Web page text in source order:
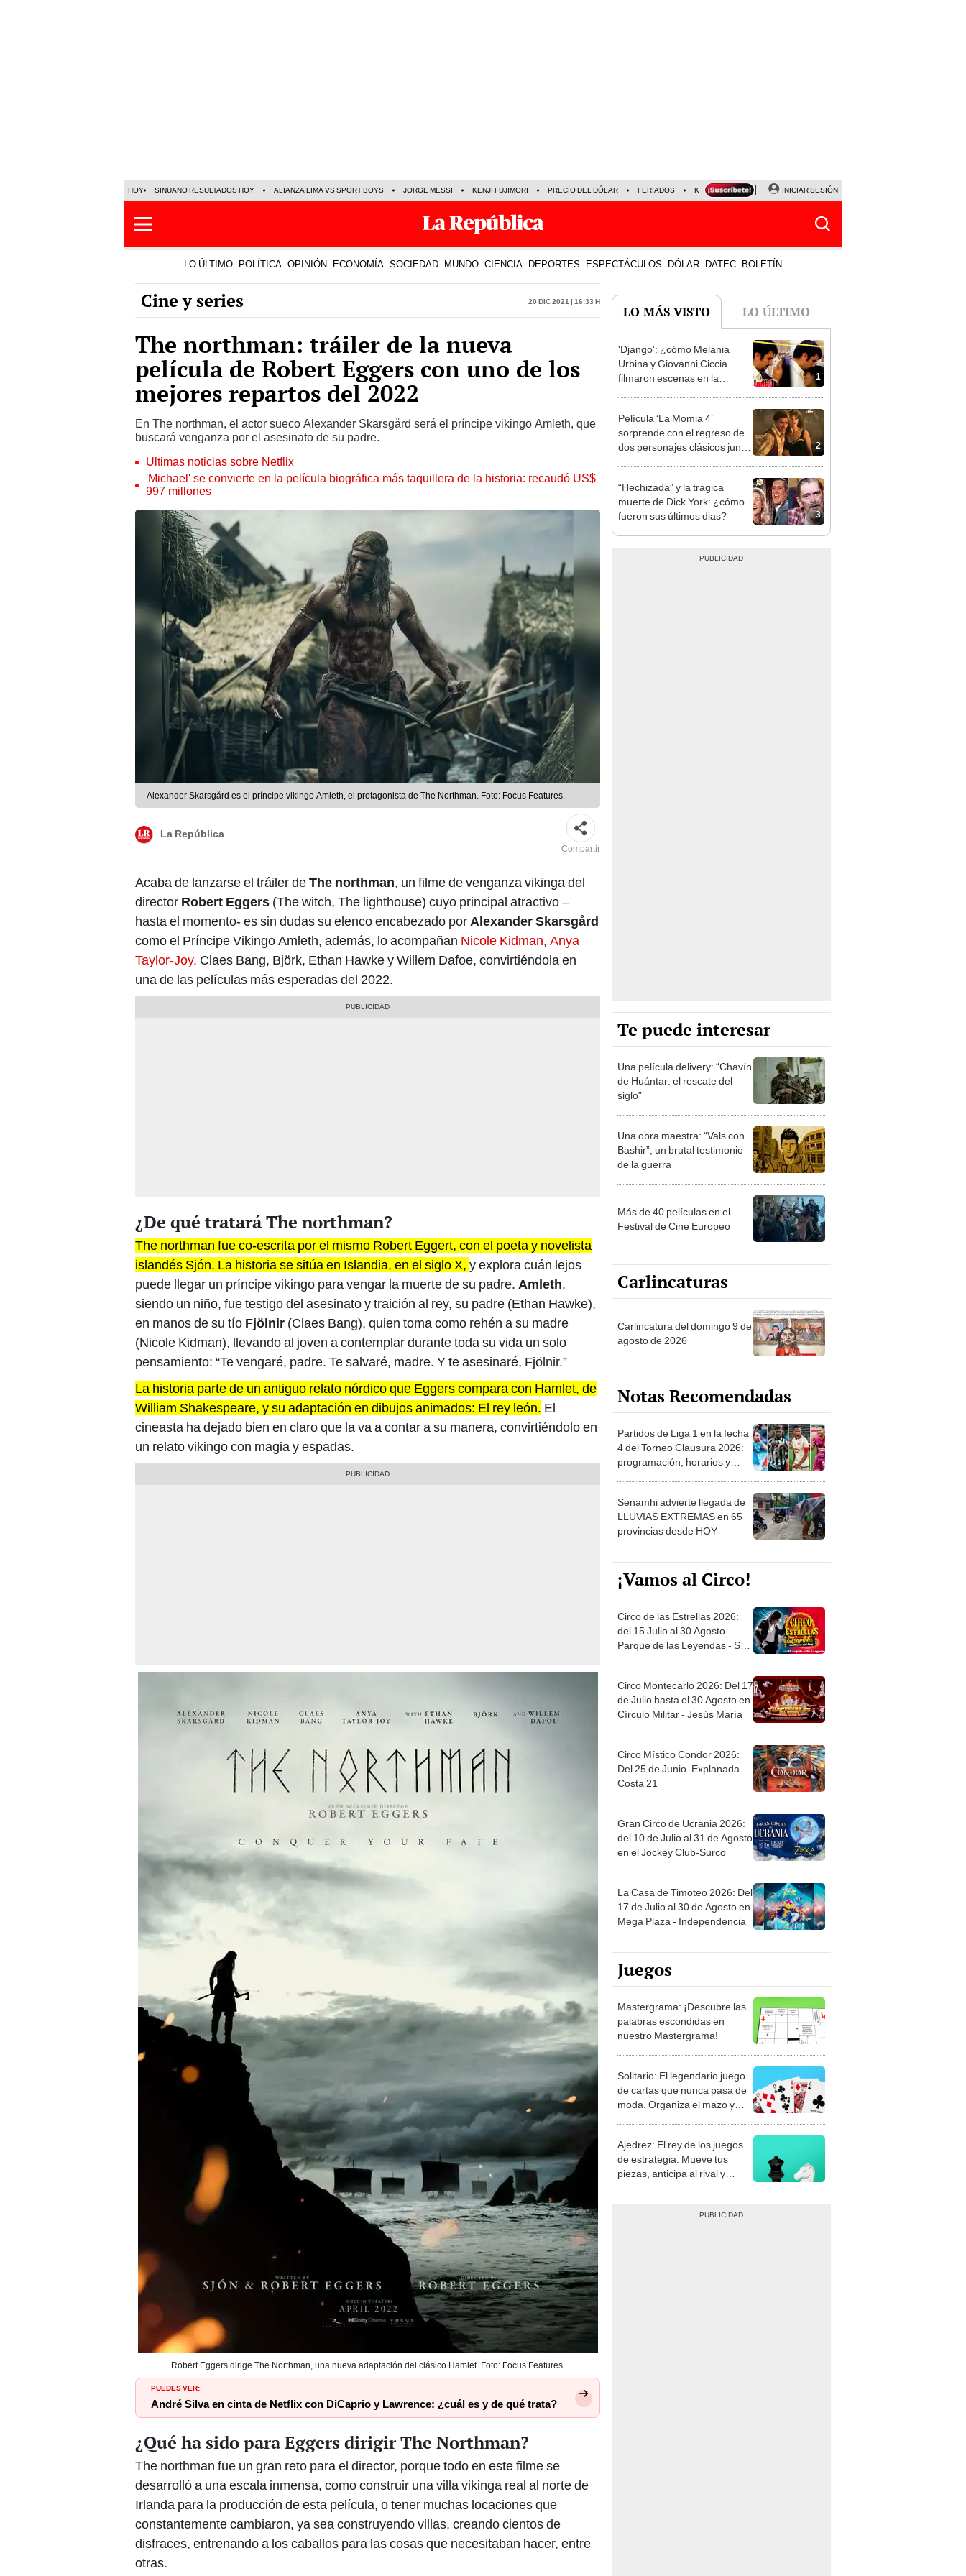
HOY SINUANO RESULTADOS HOY ALIANZA LIMA VS SPORT BOYS JORGE MESSI KENJI FUJIMORI PRECIO DEL DÓLAR FERIADOS KEIKO FUJIMORI NALDY SALDAÑA
INICIAR SESIÓN
LO ÚLTIMO POLÍTICA OPINIÓN ECONOMÍA SOCIEDAD MUNDO CIENCIA DEPORTES ESPECTÁCULOS DÓLAR DATEC BOLETÍN
Cine y series 20 Dic 2021 | 16:33 h
The northman: tráiler de la nueva
película de Robert Eggers con uno de los
mejores repartos del 2022
En The northman, el actor sueco Alexander Skarsgård será el príncipe vikingo Amleth, que
buscará venganza por el asesinato de su padre.
Últimas noticias sobre Netflix
'Michael' se convierte en la película biográfica más taquillera de la historia: recaudó US$
997 millones
Alexander Skarsgård es el príncipe vikingo Amleth, el protagonista de The Northman. Foto: Focus Features.
La República
Compartir
Acaba de lanzarse el tráiler deThe northman, un filme de venganza vikinga del
director Robert Eggers (The witch, The lighthouse) cuyo principal atractivo –
hasta el momento- es sin dudas su elenco encabezado porAlexander Skarsgård
como el Príncipe Vikingo Amleth, además, lo acompañan Nicole Kidman, Anya
Taylor-Joy, Claes Bang, Björk, Ethan Hawke y Willem Dafoe, convirtiéndola en
una de las películas más esperadas del 2022.
¿De qué tratará The northman?
The northman fue co-escrita por el mismo Robert Eggert, con el poeta y novelista
islandés Sjón. La historia se sitúa en Islandia, en el siglo X, y explora cuán lejos
puede llegar un príncipe vikingo para vengar la muerte de su padre. Amleth,
siendo un niño, fue testigo del asesinato y traición al rey, su padre (Ethan Hawke),
en manos de su tío Fjölnir (Claes Bang), quien toma como rehén a su madre
(Nicole Kidman), llevando al joven a contemplar durante toda su vida un solo
pensamiento: “Te vengaré, padre. Te salvaré, madre. Y te asesinaré, Fjölnir.”
La historia parte de un antiguo relato nórdico que Eggers compara con Hamlet, de
William Shakespeare, y su adaptación en dibujos animados: El rey león. El
cineasta ha dejado bien en claro que la va a contar a su manera, convirtiéndolo en
un relato vikingo con magia y espadas.
Robert Eggers dirige The Northman, una nueva adaptación del clásico Hamlet. Foto: Focus Features.
PUEDES VER:
André Silva en cinta de Netflix con DiCaprio y Lawrence: ¿cuál es y de qué trata?
¿Qué ha sido para Eggers dirigir The Northman?
The northman fue un gran reto para el director, porque todo en este filme se
desarrolló a una escala inmensa, como construir una villa vikinga real al norte de
Irlanda para la producción de esta película, o tener muchas locaciones que
constantemente cambiaron, ya sea construyendo villas, creando cientos de
disfraces, entrenando a los caballos para las cosas que necesitaban hacer, entre
otras.
LO MÁS VISTO LO ÚLTIMO
1
'Django': ¿cómo Melania
Urbina y Giovanni Ciccia
filmaron escenas en la
2
Película ‘La Momia 4’
sorprende con el regreso de
dos personajes clásicos junto
3
“Hechizada” y la trágica
muerte de Dick York: ¿cómo
fueron sus últimos dias?
Te puede interesar
Una película delivery: “Chavín
de Huántar: el rescate del
siglo”
Una obra maestra: “Vals con
Bashir”, un brutal testimonio
de la guerra
Más de 40 películas en el
Festival de Cine Europeo
Carlincaturas
Carlincatura del domingo 9 de
agosto de 2026
Notas Recomendadas
Partidos de Liga 1 en la fecha
4 del Torneo Clausura 2026:
programación, horarios y
Senamhi advierte llegada de
LLUVIAS EXTREMAS en 65
provincias desde HOY
¡Vamos al Circo!
Circo de las Estrellas 2026:
del 15 Julio al 30 Agosto.
Parque de las Leyendas - San
Circo Montecarlo 2026: Del 17
de Julio hasta el 30 Agosto en
Círculo Militar - Jesús María
Circo Místico Condor 2026:
Del 25 de Junio. Explanada
Costa 21
Gran Circo de Ucrania 2026:
del 10 de Julio al 31 de Agosto
en el Jockey Club-Surco
La Casa de Timoteo 2026: Del
17 de Julio al 30 de Agosto en
Mega Plaza - Independencia
Juegos
Mastergrama: ¡Descubre las
palabras escondidas en
nuestro Mastergrama!
Solitario: El legendario juego
de cartas que nunca pasa de
moda. Organiza el mazo y
Ajedrez: El rey de los juegos
de estrategia. Mueve tus
piezas, anticipa al rival y